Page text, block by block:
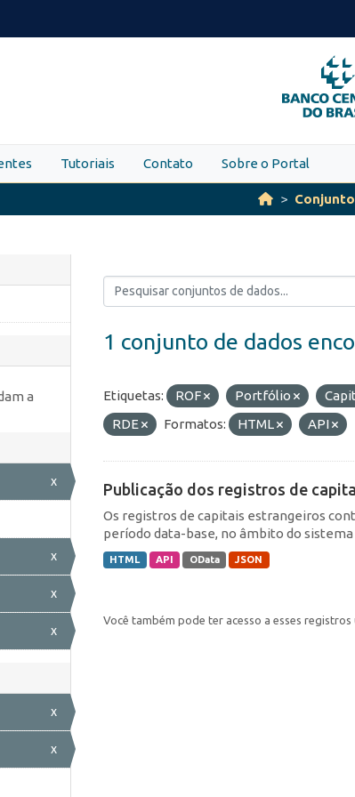
PARA
O
Tutoriais Contato Sobre o Portal
a
x
x
x
x
x
x
1 conjunto de dados
Etiquetas: ROF Portfólio
RDE
Formatos: HTML API
Publicação dos registros de
Os registros de capitais estrangeiros
período data-base, no âmbito do
HTML API OData JSON
Você também pode ter acesso a esses registros